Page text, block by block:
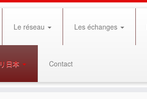
Le réseau Les échanges
日本 Contact